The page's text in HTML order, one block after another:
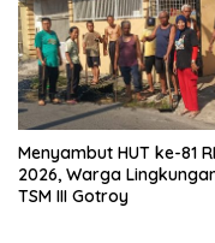
Menyambut HUT ke-81 RI
2026, Warga
TSM III Gotroy